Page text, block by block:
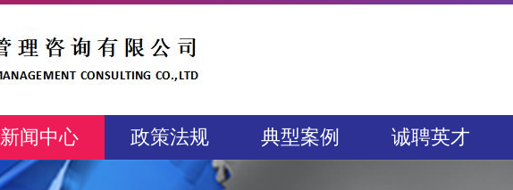
新闻中心 政策法规 典型案例 诚聘英才